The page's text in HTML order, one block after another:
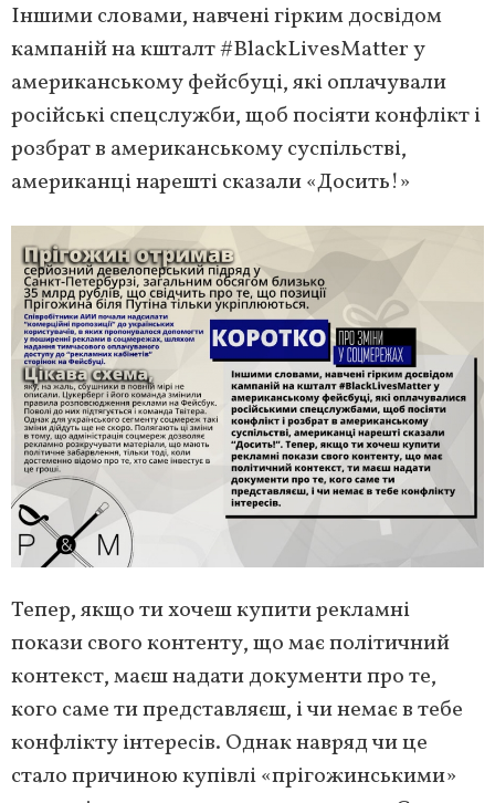
Іншими словами, навчені гірким досвідом
кампаній на кшталт #BlackLivesMatter у
американському фейсбуці, які оплачували
російські спецслужби, щоб посіяти конфлікт і
розбрат в американському суспільстві,
американці нарешті сказали «Досить!»
Тепер, якщо ти хочеш купити рекламні
покази свого контенту, що має політичний
контекст, маєш надати документи про те,
кого саме ти представляєш, і чи немає в тебе
конфлікту інтересів. Однак навряд чи це
стало причиною купівлі «прігожинськими»